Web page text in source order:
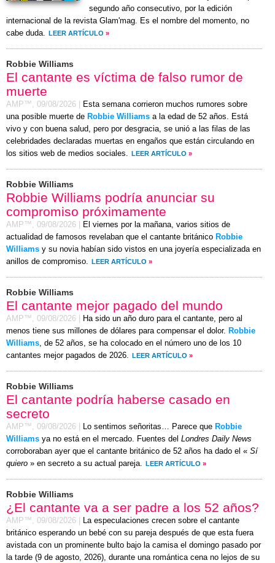
segundo año consecutivo, por la edición
internacional de la revista Glam'mag. Es el nombre del momento, no
cabe duda. LEER ARTÍCULO »
Robbie Williams
El cantante es víctima de falso rumor de
muerte
AMP™, 09/08/2026
Esta semana corrieron muchos rumores sobre
una posible muerte de Robbie Williams a la edad de 52 años. Está
vivo y con buena salud, pero por desgracia, se unió a las filas de las
celebridades declaradas muertas en engaños que están circulando en
los sitios web de medios sociales. LEER ARTÍCULO »
Robbie Williams
Robbie Williams podría anunciar su
compromiso próximamente
AMP™, 09/08/2026
El viernes por la mañana, varios sitios de
actualidad de famosos revelaban que el cantante británico Robbie
Williams y su novia habían sido vistos en una joyería especializada en
anillos de compromiso. LEER ARTÍCULO »
Robbie Williams
El cantante mejor pagado del mundo
AMP™, 09/08/2026
Ha sido un año duro para el cantante, pero al
menos tiene sus millones de dólares para compensar el dolor. Robbie
Williams, de 52 años, se ha colocado en el número uno de los 10
cantantes mejor pagados de 2026. LEER ARTÍCULO »
Robbie Williams
El cantante podría haberse casado en
secreto
AMP™, 09/08/2026 Lo sentimos señoritas… Parece que Robbie
Williams ya no está en el mercado. Fuentes del Londres Daily News
corroboraban ayer que el cantante británico de 52 años ha dado el « Sí
quiero » en secreto a su actual pareja. LEER ARTÍCULO »
Robbie Williams
¿El cantante va a ser padre a los 52 años?
AMP™, 09/08/2026
La especulaciones crecen sobre el cantante
británico esperando un bebé con su pareja después de que esta fuera
avistada con un prominente bulto bajo la camisa el domingo pasado por
la tarde (9 de agosto, 2026), durante una romántica cena no lejos de su